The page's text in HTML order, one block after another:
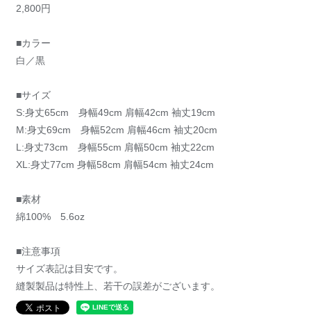
2,800円
■カラー
白／黒
■サイズ
S:身丈65cm 身幅49cm 肩幅42cm 袖丈19cm
M:身丈69cm 身幅52cm 肩幅46cm 袖丈20cm
L:身丈73cm 身幅55cm 肩幅50cm 袖丈22cm
XL:身丈77cm 身幅58cm 肩幅54cm 袖丈24cm
■素材
綿100% 5.6oz
■注意事項
サイズ表記は目安です。
縫製製品は特性上、若干の誤差がございます。